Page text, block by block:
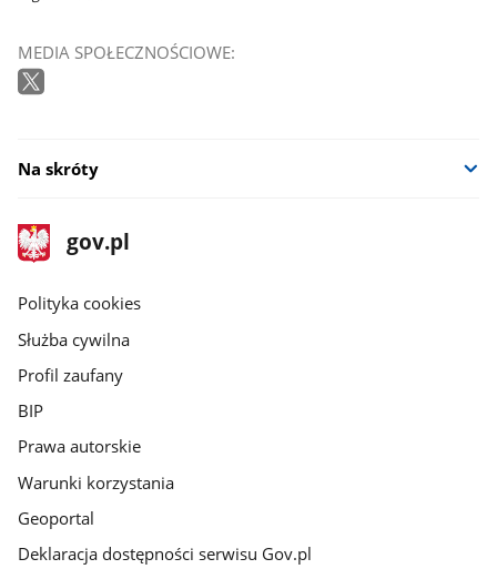
MEDIA SPOŁECZNOŚCIOWE:
Na skróty
stopka
gov.pl
Strona
gov.pl
gov.pl
Polityka cookies
Służba cywilna
Profil zaufany
BIP
Prawa autorskie
Warunki korzystania
Geoportal
Deklaracja dostępności serwisu Gov.pl